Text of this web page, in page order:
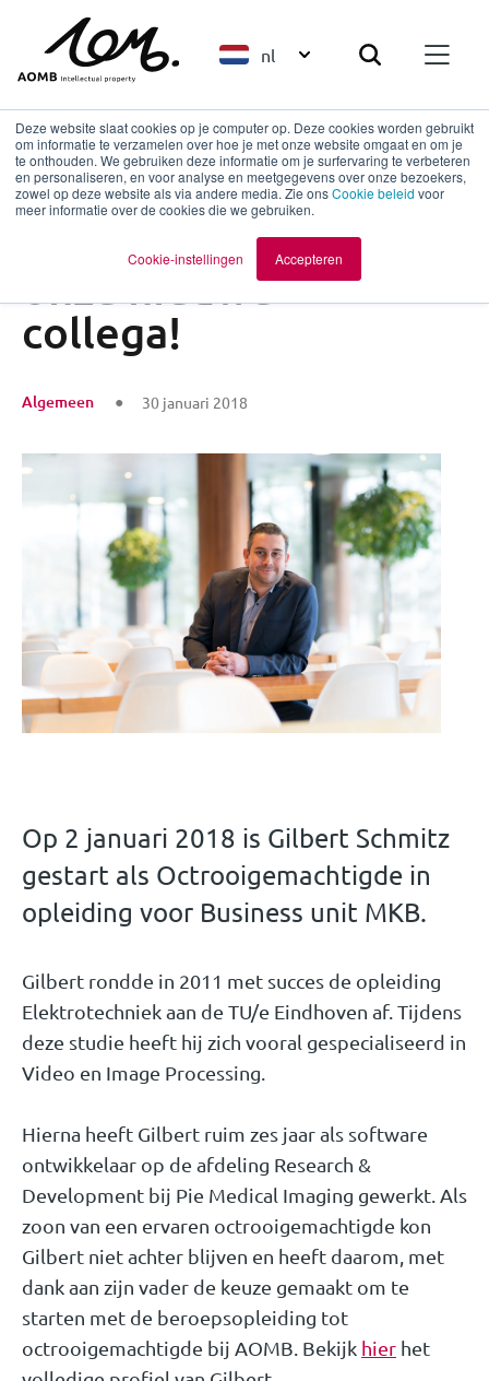
Deze website slaat cookies op je computer op. Deze cookies worden gebruikt
om informatie te verzamelen over hoe je met onze website omgaat en om je
te onthouden. We gebruiken deze informatie om je surfervaring te verbeteren
en personaliseren, en voor analyse en meetgegevens over onze bezoekers,
zowel op deze website als via andere media. Zie onsCookie beleid voor
meer informatie over de cookies die we gebruiken.
Cookie-instellingen Accepteren
nl
Terug naar overzicht
Maak kennis met
onze nieuwe
collega!
Algemeen 30 januari 2018
Op 2 januari 2018 is Gilbert Schmitz
gestart als Octrooigemachtigde in
opleiding voor Business unit MKB.
Gilbert rondde in 2011 met succes de opleiding
Elektrotechniek aan de TU/e Eindhoven af. Tijdens
deze studie heeft hij zich vooral gespecialiseerd in
Video en Image Processing.
Hierna heeft Gilbert ruim zes jaar als software
ontwikkelaar op de afdeling Research &
Development bij Pie Medical Imaging gewerkt. Als
zoon van een ervaren octrooigemachtigde kon
Gilbert niet achter blijven en heeft daarom, met
dank aan zijn vader de keuze gemaakt om te
starten met de beroepsopleiding tot
octrooigemachtigde bij AOMB. Bekijk hier het